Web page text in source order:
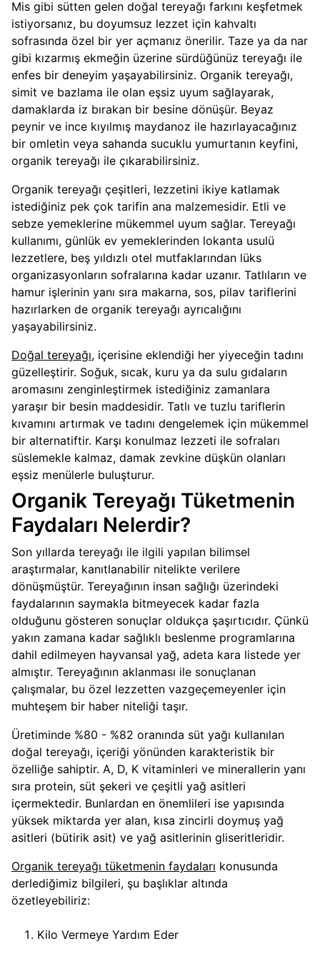
Mis gibi sütten gelen doğal tereyağı farkını keşfetmek
istiyorsanız, bu doyumsuz lezzet için kahvaltı
sofrasında özel bir yer açmanız önerilir. Taze ya da nar
gibi kızarmış ekmeğin üzerine sürdüğünüz tereyağı ile
enfes bir deneyim yaşayabilirsiniz. Organik tereyağı,
simit ve bazlama ile olan eşsiz uyum sağlayarak,
damaklarda iz bırakan bir besine dönüşür. Beyaz
peynir ve ince kıyılmış maydanoz ile hazırlayacağınız
bir omletin veya sahanda sucuklu yumurtanın keyfini,
organik tereyağı ile çıkarabilirsiniz.
Organik tereyağı çeşitleri, lezzetini ikiye katlamak
istediğiniz pek çok tarifin ana malzemesidir. Etli ve
sebze yemeklerine mükemmel uyum sağlar. Tereyağı
kullanımı, günlük ev yemeklerinden lokanta usulü
lezzetlere, beş yıldızlı otel mutfaklarından lüks
organizasyonların sofralarına kadar uzanır. Tatlıların ve
hamur işlerinin yanı sıra makarna, sos, pilav tariflerini
hazırlarken de organik tereyağı ayrıcalığını
yaşayabilirsiniz.
Doğal tereyağı, içerisine eklendiği her yiyeceğin tadını
güzelleştirir. Soğuk, sıcak, kuru ya da sulu gıdaların
aromasını zenginleştirmek istediğiniz zamanlara
yaraşır bir besin maddesidir. Tatlı ve tuzlu tariflerin
kıvamını artırmak ve tadını dengelemek için mükemmel
bir alternatiftir. Karşı konulmaz lezzeti ile sofraları
süslemekle kalmaz, damak zevkine düşkün olanları
eşsiz menülerle buluşturur.
Organik Tereyağı Tüketmenin
Faydaları Nelerdir?
Son yıllarda tereyağı ile ilgili yapılan bilimsel
araştırmalar, kanıtlanabilir nitelikte verilere
dönüşmüştür. Tereyağının insan sağlığı üzerindeki
faydalarının saymakla bitmeyecek kadar fazla
olduğunu gösteren sonuçlar oldukça şaşırtıcıdır. Çünkü
yakın zamana kadar sağlıklı beslenme programlarına
dahil edilmeyen hayvansal yağ, adeta kara listede yer
almıştır. Tereyağının aklanması ile sonuçlanan
çalışmalar, bu özel lezzetten vazgeçemeyenler için
muhteşem bir haber niteliği taşır.
Üretiminde %80 - %82 oranında süt yağı kullanılan
doğal tereyağı, içeriği yönünden karakteristik bir
özelliğe sahiptir. A, D, K vitaminleri ve minerallerin yanı
sıra protein, süt şekeri ve çeşitli yağ asitleri
içermektedir. Bunlardan en önemlileri ise yapısında
yüksek miktarda yer alan, kısa zincirli doymuş yağ
asitleri (bütirik asit) ve yağ asitlerinin gliseritleridir.
Organik tereyağı tüketmenin faydaları konusunda
derlediğimiz bilgileri, şu başlıklar altında
özetleyebiliriz:
Kilo Vermeye Yardım Eder